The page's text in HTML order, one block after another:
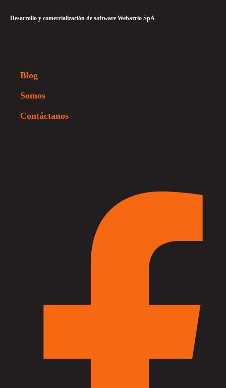
Desarrollo y comercialización de software Webarrio SpA
Blog
Somos
Contáctanos